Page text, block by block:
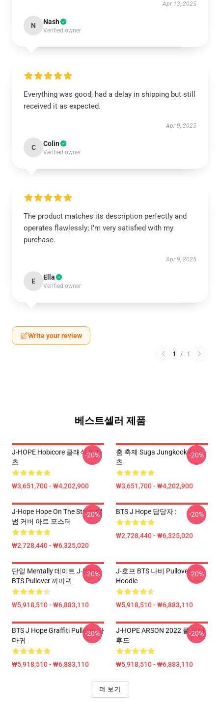
Apr 13, 2025
N Nash
Verified owner
Everything was good, had a delay in shipping but still
received it as expected.
Apr 9, 2025
C Colin
Verified owner
The product matches its description perfectly and
operates flawlessly; I’m very satisfied with my
purchase.
Apr 9, 2025
E Ella
Verified owner
Write your review
1 / 1
베스트셀러 제품
J-HOPE Hobicore 클래식 티셔
츠
₩3,651,700 - ₩4,202,900
-20%
춤 축제 Suga Jungkook 티셔
츠
₩3,651,700 - ₩4,202,900
-20%
J-Hope Hope On The Street 앨
범 커버 아트 포스터
₩2,728,440 - ₩6,325,020
-20% BTS J Hope 담당자 :
₩2,728,440 - ₩6,325,020
-20%
단일 Mentally 데이트 J-Hope
BTS Pullover 까마귀
₩5,918,510 - ₩6,883,110
-20%
J-호프 BTS 나비 Pullover
Hoodie
₩5,918,510 - ₩6,883,110
-20%
BTS J Hope Graffiti Pullover 까
마귀
₩5,918,510 - ₩6,883,110
-20%
J-HOPE ARSON 2022 풀 오버
후드
₩5,918,510 - ₩6,883,110
-20%
더 보기